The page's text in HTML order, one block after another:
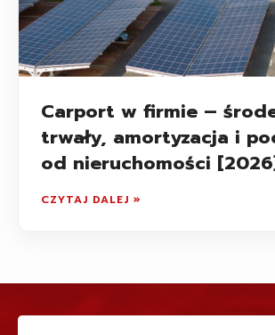
Carport w firmie –
trwały, amortyzacja i
od nieruchomości
CZYTAJ DALEJ »